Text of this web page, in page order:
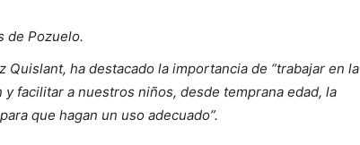
de Pozuelo.
Quislant, ha destacado la importancia de “trabajar en la
facilitar a nuestros niños, desde temprana edad, la
que hagan un uso adecuado”.